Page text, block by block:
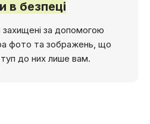
в безпеці
захищені за допомогою
фото та зображень, що
до них лише вам.